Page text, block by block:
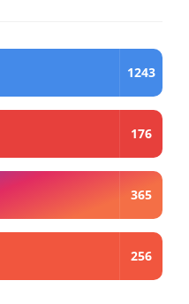
1243
176
365
256